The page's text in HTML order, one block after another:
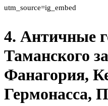
utm_source=ig_embed
4. Античные
Таманского
Фанагория,
Гермонасса,